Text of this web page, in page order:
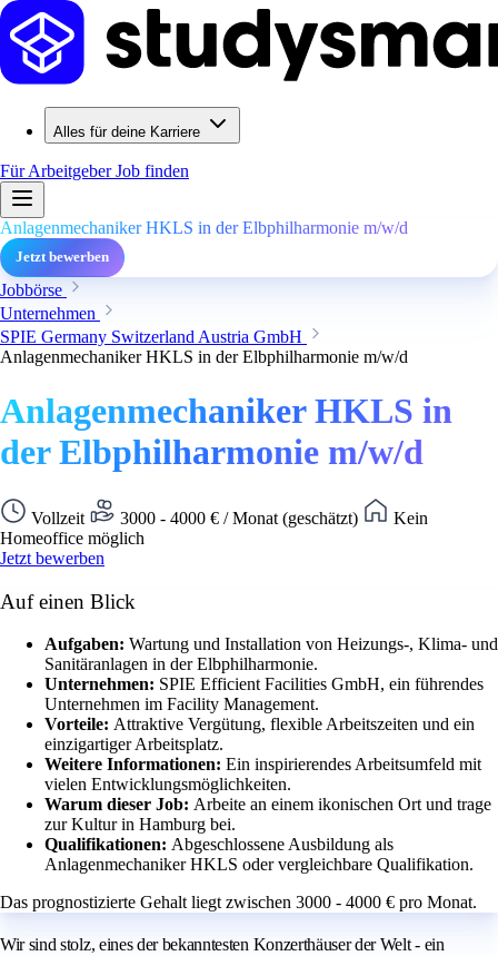
Alles für deine Karriere
Für ArbeitgeberJob finden
Anlagenmechaniker HKLS in der Elbphilharmonie m/w/d
Jetzt bewerben
Jobbörse
Unternehmen
SPIE Germany Switzerland Austria GmbH
Anlagenmechaniker HKLS in der Elbphilharmonie m/w/d
Anlagenmechaniker HKLS in
der Elbphilharmonie m/w/d
Vollzeit 3000 - 4000 € / Monat (geschätzt)
Kein
Homeoffice möglich
Jetzt bewerben
Auf einen Blick
Aufgaben: Wartung und Installation von Heizungs-, Klima- und
Sanitäranlagen in der Elbphilharmonie.
Unternehmen: SPIE Efficient Facilities GmbH, ein führendes
Unternehmen im Facility Management.
Vorteile: Attraktive Vergütung, flexible Arbeitszeiten und ein
einzigartiger Arbeitsplatz.
Weitere Informationen: Ein inspirierendes Arbeitsumfeld mit
vielen Entwicklungsmöglichkeiten.
Warum dieser Job: Arbeite an einem ikonischen Ort und trage
zur Kultur in Hamburg bei.
Qualifikationen: Abgeschlossene Ausbildung als
Anlagenmechaniker HKLS oder vergleichbare Qualifikation.
Das prognostizierte Gehalt liegt zwischen 3000 - 4000 € pro Monat.
Wir sind stolz, eines der bekanntesten Konzerthäuser der Welt - ein